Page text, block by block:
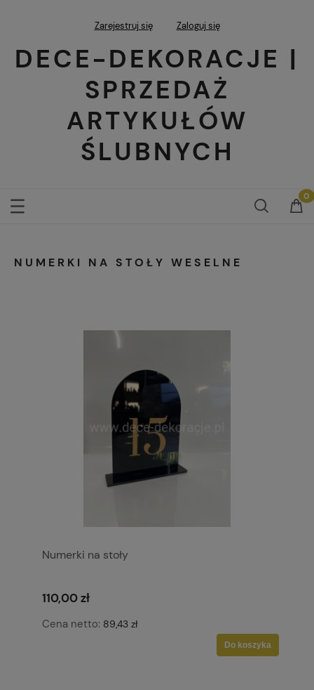
Zarejestruj się Zaloguj się
DECE-DEKORACJE |
SPRZEDAŻ
ARTYKUŁÓW
ŚLUBNYCH
NUMERKI NA STOŁY WESELNE
Numerki na stoły
110,00 zł
Cena netto: 89,43 zł
Do koszyka